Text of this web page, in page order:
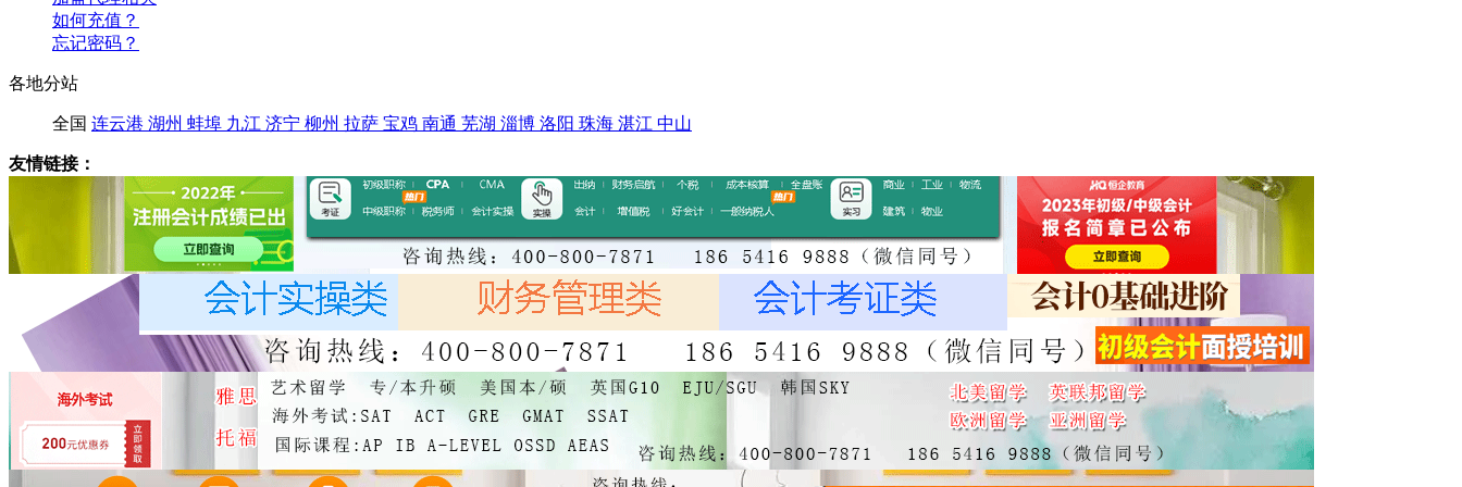
如何充值？
忘记密码？
各地分站
全国 连云港 湖州 蚌埠 九江 济宁 柳州 拉萨 宝鸡 南通 芜湖 淄博 洛阳 珠海 湛江 中山
友情链接：